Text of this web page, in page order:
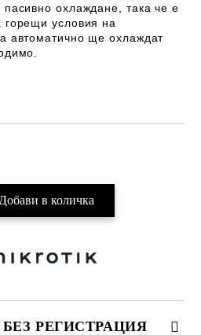
пасивно охлаждане, така че е
условия на
автоматично ще охлаждат
РЕГИСТРАЦИЯ